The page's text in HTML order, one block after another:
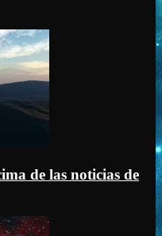
de las noticias de